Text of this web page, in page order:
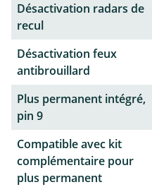
Désactivation radars de
recul
Désactivation feux
antibrouillard
Plus permanent intégré,
pin 9
Compatible avec kit
complémentaire pour
plus permanent